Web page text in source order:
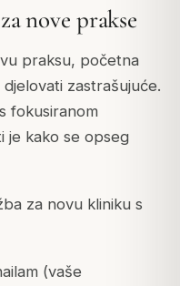
nove prakse
praksu, početna
zastrašujuće.
fokusiranom
je kako se opseg
za novu kliniku s
(vaše